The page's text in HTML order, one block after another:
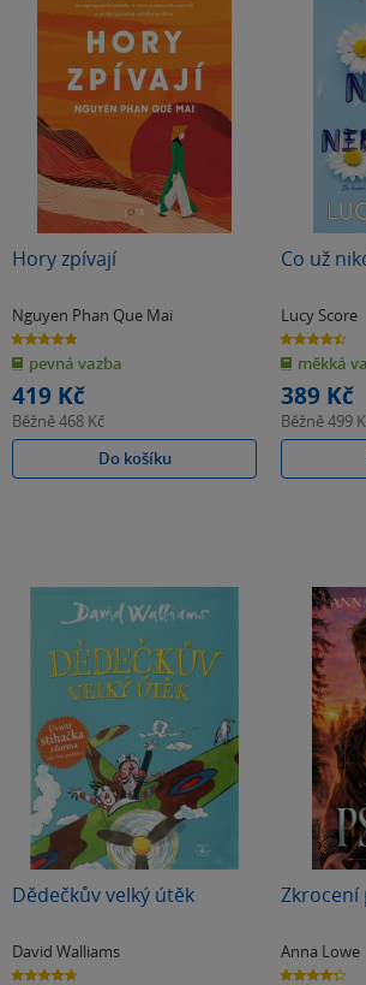
Hory zpívají
Nguyen Phan Que Mai
4.8
z
5
hvězdiček
pevná vazba
419 Kč
Běžně468 Kč
Do košíku
Co už
Lucy Score
4.4
z
5
hvězdiček
měkká
389 Kč
Běžně499
Dědečkův velký útěk
David Walliams
4.7
Zkrocení
Anna Lowe
4.3